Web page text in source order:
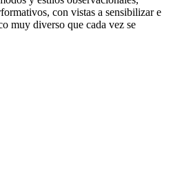
con vistas a sensibilizar e
muy diverso que cada vez se